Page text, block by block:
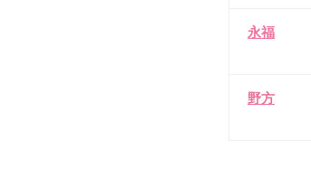
永福
野方